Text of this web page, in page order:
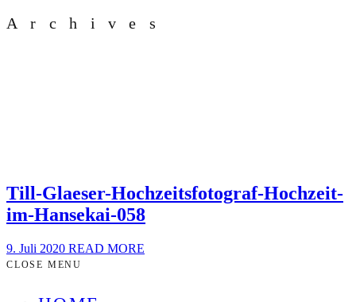
Archives
Till-Glaeser-Hochzeitsfotograf-Hochzeit-
im-Hansekai-058
9. Juli 2020 READ MORE
CLOSE MENU